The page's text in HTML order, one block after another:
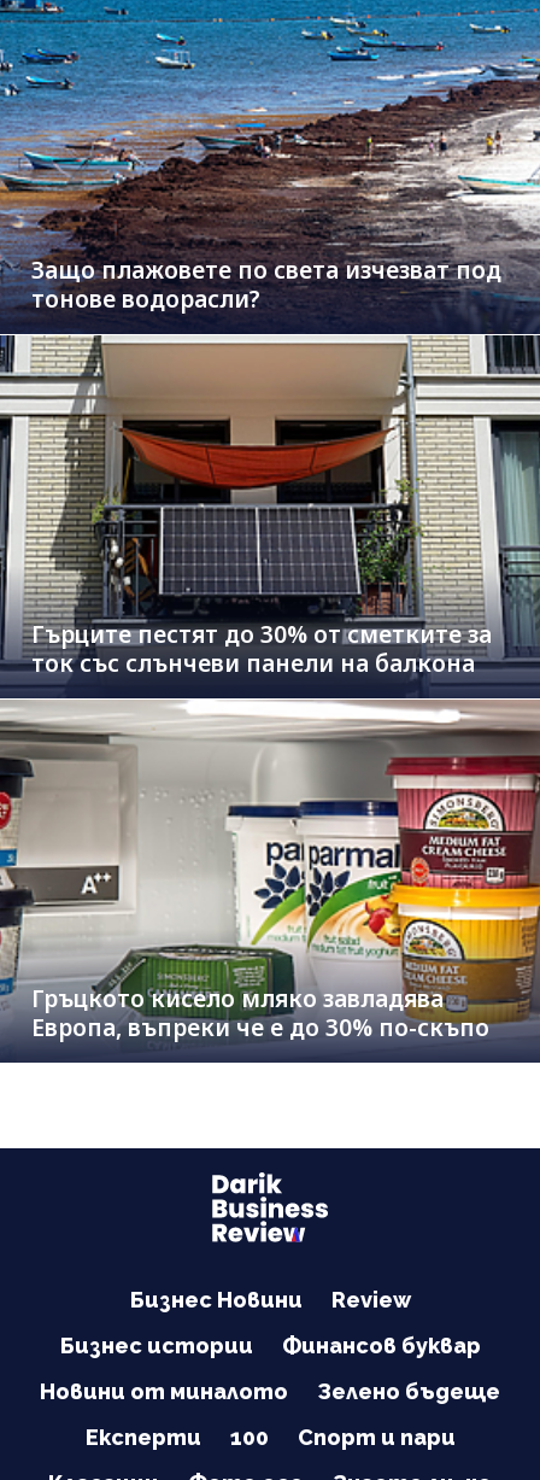
Защо плажовете по света изчезват под
тонове водорасли?
Гърците пестят до 30% от сметките за
ток със слънчеви панели на балкона
Гръцкото кисело мляко завладява
Европа, въпреки че е до 30% по-скъпо
Бизнес Новини
Review
Бизнес истории
Финансов буквар
Новини от миналото
Зелено бъдеще
Експерти
100
Спорт и пари